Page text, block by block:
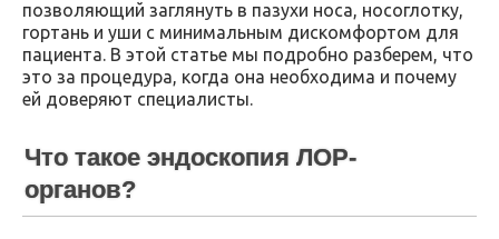
позволяющий заглянуть в пазухи носа, носоглотку,
гортань и уши с минимальным дискомфортом для
пациента. В этой статье мы подробно разберем, что
это за процедура, когда она необходима и почему
ей доверяют специалисты.
Что такое эндоскопия ЛОР-
органов?